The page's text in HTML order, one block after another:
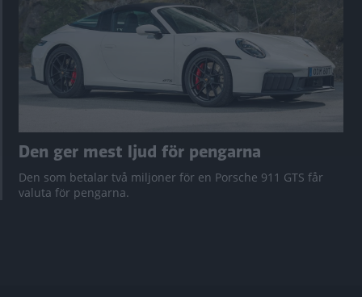
Den ger mest ljud för pengarna
Den som betalar två miljoner för en Porsche 911 GTS får
valuta för pengarna.